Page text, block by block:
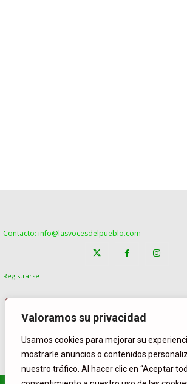
Valoramos su privacidad
Usamos cookies para mejorar su
mostrarle anuncios o contenidos
nuestro tráfico. Al hacer clic en “Aceptar
Contacto: info@lasvocesdelpueblo.com
Registrarse